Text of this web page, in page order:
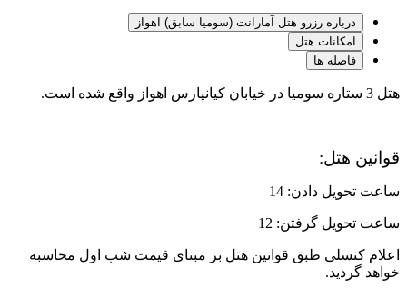
درباره رزرو هتل آمارانت (سومیا سابق) اهواز
امکانات هتل
فاصله ها
هتل 3 ستاره سومیا در خیابان کیانپارس اهواز واقع شده است.
قوانین هتل:
ساعت تحویل دادن: 14
ساعت تحویل گرفتن: 12
اعلام کنسلی طبق قوانین هتل بر مبنای قیمت شب اول محاسبه
خواهد گردید.